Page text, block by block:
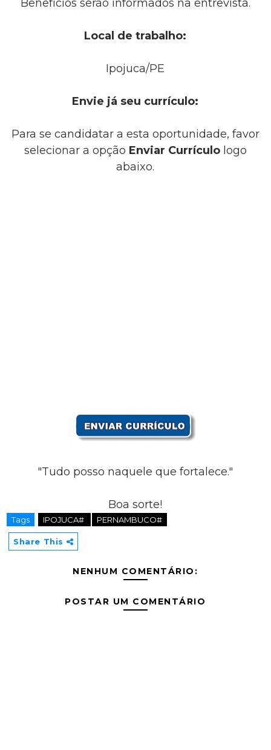
Benefícios serão informados na entrevista.
Local de trabalho:
Ipojuca/PE
Envie já seu currículo:
Para se candidatar a esta oportunidade, favor
selecionar a opção Enviar Currículologo
abaixo.
"Tudo posso naquele que fortalece."
Boa sorte!
Tags IPOJUCA# PERNAMBUCO#
Share This
NENHUM COMENTÁRIO:
POSTAR UM COMENTÁRIO